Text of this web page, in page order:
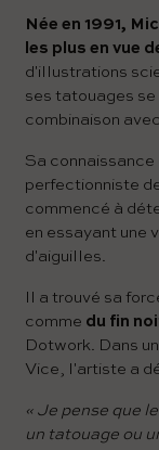
Née en 1991,
les plus en vue
d'illustrations
ses tatouages
combinaison
Sa
perfectionniste
commencé à
en essayant une
d'aiguilles.
Il a trouvé sa
comme du fin
Dotwork. Dans
Vice, l'artiste a
« Je pense que
un tatouage ou